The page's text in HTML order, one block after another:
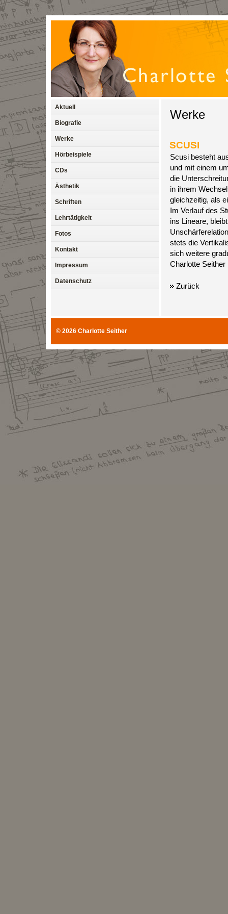
Werke
SCUSI
Scusi besteht
und mit einem
die
in ihrem
gleichzeitig, als
Im Verlauf des
ins Lineare,
stets die
sich weitere
Charlotte Seither
Zurück
Aktuell
Biografie
Werke
Hörbeispiele
CDs
Ästhetik
Schriften
Lehrtätigkeit
Fotos
Kontakt
Impressum
Datenschutz
© 2026 Charlotte Seither